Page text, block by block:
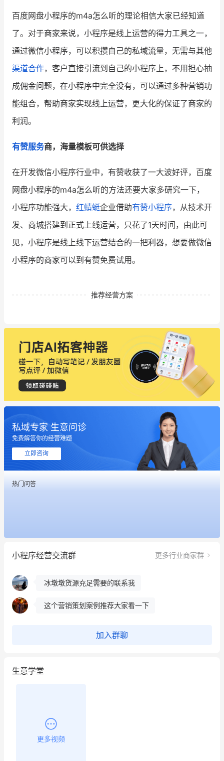
有赞云 数据通服务
百度网盘小程序的m4a怎么听的理论相信大家已经知道
了。对于商家来说，小程序是线上运营的得力工具之一，
通过微信小程序，可以积攒自己的私域流量，无需与其他
渠道合作，客户直接引流到自己的小程序上，不用担心抽
成佣金问题，在小程序中完全没有，可以通过多种营销功
能组合，帮助商家实现线上运营，更大化的保证了商家的
利润。
有赞服务商，海量模板可供选择
在开发微信小程序行业中，有赞收获了一大波好评，百度
网盘小程序的m4a怎么听的方法还要大家多研究一下，
小程序功能强大， 红蜻蜓企业借助有赞小程序，从技术开
发、商城搭建到正式上线运营，只花了1天时间，由此可
见，小程序是线上线下运营结合的一把利器，想要做微信
小程序的商家可以到有赞免费试用。
推荐经营方案
私域专家 生意问诊
免费解答你的经营难题
立即咨询
热门问答
小程序经营交流群 更多行业商家群
餐饮也得靠私域和服务提高竞争力
昨晚的直播课程太好啦❤️
冰墩墩货源充足需要的联系我
这个营销策划案例推荐大家看一下
加入群聊
生意学堂
更多视频